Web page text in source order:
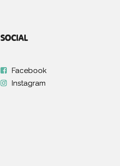
SOCIAL
Facebook
Instagram